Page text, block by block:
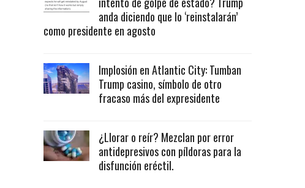
anda diciendo que lo ‘reinstalarán’
como presidente en agosto
Implosión en Atlantic City: Tumban
Trump casino, símbolo de otro
fracaso más del expresidente
¿Llorar o reír? Mezclan por error
antidepresivos con píldoras para la
disfunción eréctil.